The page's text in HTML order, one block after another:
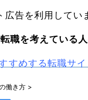
広告を利用してい
転職を考えている
すめする転職サイ
働き方 >